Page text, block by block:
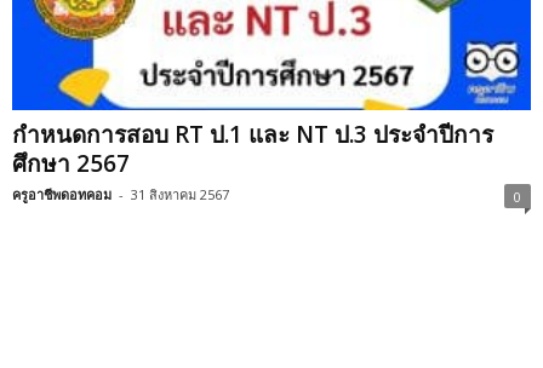
กำหนดการสอบ RT ป.1 และ NT ป.3 ประจำปีการ
ศึกษา 2567
ครูอาชีพดอทคอม - 31 สิงหาคม 2567 0